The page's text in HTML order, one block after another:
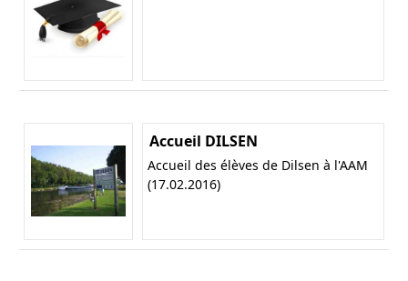
Accueil DILSEN
Accueil des élèves de Dilsen à l'AAM
(17.02.2016)